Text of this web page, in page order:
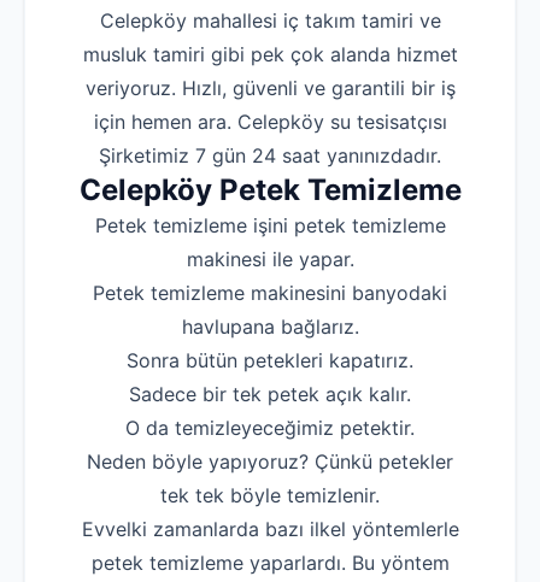
Robotla
Su Kaçağı
Profesyonel Petek
Uzmana Sor
Hakkımızda
İletişim
Celepköy mahallesi iç takım tamiri ve
musluk tamiri gibi pek çok alanda hizmet
veriyoruz. Hızlı, güvenli ve garantili bir iş
için hemen ara. Celepköy su tesisatçısı
Şirketimiz 7 gün 24 saat yanınızdadır.
Celepköy Petek Temizleme
Petek temizleme işini petek temizleme
makinesi ile yapar.
Petek temizleme makinesini banyodaki
havlupana bağlarız.
Sonra bütün petekleri kapatırız.
Sadece bir tek petek açık kalır.
O da temizleyeceğimiz petektir.
Neden böyle yapıyoruz? Çünkü petekler
tek tek böyle temizlenir.
Evvelki zamanlarda bazı ilkel yöntemlerle
petek temizleme yaparlardı. Bu yöntem